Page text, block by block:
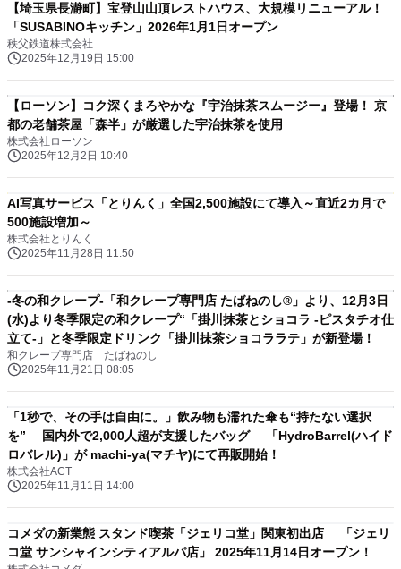
【埼玉県長瀞町】宝登山山頂レストハウス、大規模リニューアル！
「SUSABINOキッチン」2026年1月1日オープン
秩父鉄道株式会社
2025年12月19日 15:00
【ローソン】コク深くまろやかな『宇治抹茶スムージー』登場！ 京
都の老舗茶屋「森半」が厳選した宇治抹茶を使用
株式会社ローソン
2025年12月2日 10:40
AI写真サービス「とりんく」全国2,500施設にて導入～直近2カ月で
500施設増加～
株式会社とりんく
2025年11月28日 11:50
-冬の和クレープ-「和クレープ専門店 たばねのし®」より、12月3日
(水)より冬季限定の和クレープ“「掛川抹茶とショコラ -ピスタチオ仕
立て-」と冬季限定ドリンク「掛川抹茶ショコララテ」が新登場！
和クレープ専門店 たばねのし
2025年11月21日 08:05
「1秒で、その手は自由に。」飲み物も濡れた傘も“持たない選択
を” 国内外で2,000人超が支援したバッグ 「HydroBarrel(ハイド
ロバレル)」が machi-ya(マチヤ)にて再販開始！
株式会社ACT
2025年11月11日 14:00
コメダの新業態 スタンド喫茶「ジェリコ堂」関東初出店 「ジェリ
コ堂 サンシャインシティアルパ店」 2025年11月14日オープン！